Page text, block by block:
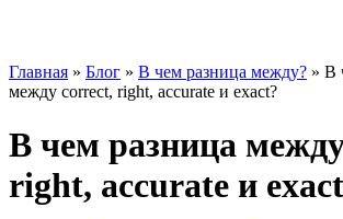
Главная » Блог » В чем разница между? » В
между correct, right, accurate и exact?
В чем разница
right, accurate и